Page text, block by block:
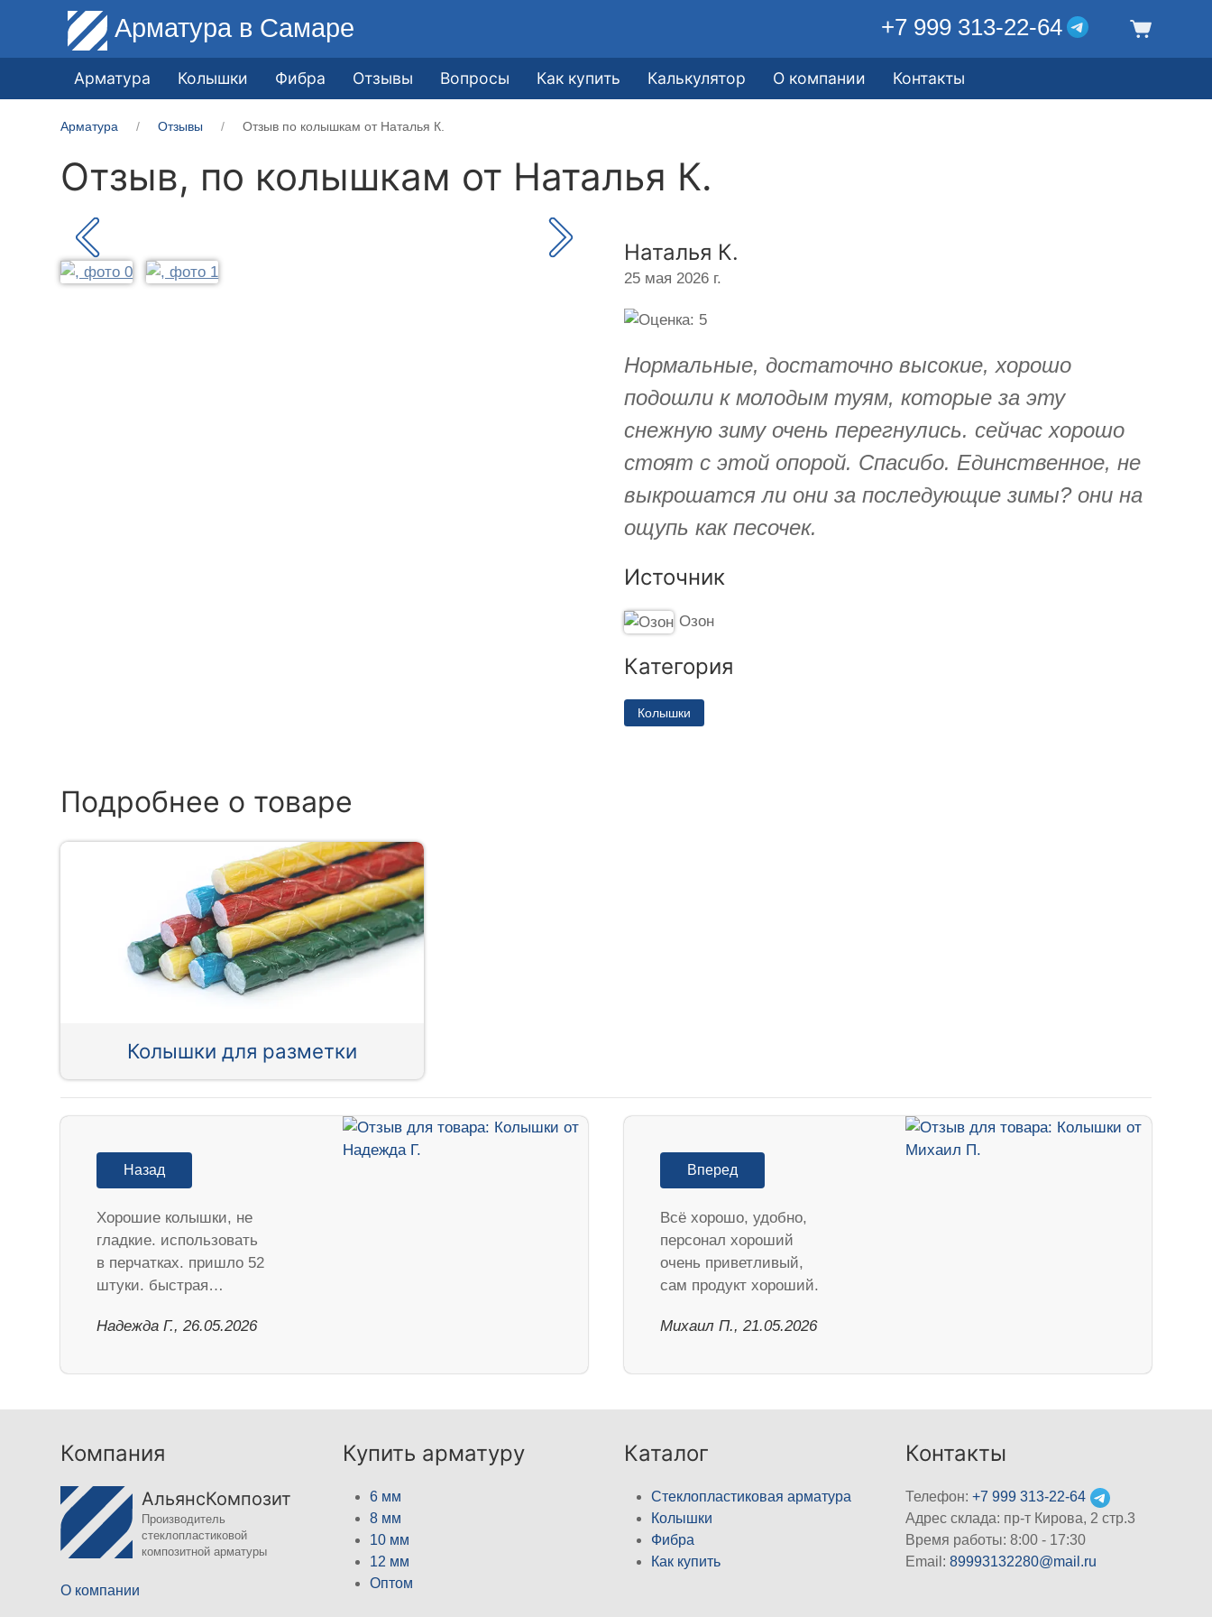
Арматура в Самаре +7 999 313-22-64
Арматура Колышки Фибра Отзывы Вопросы Как купить Калькулятор О компании Контакты
Арматура Отзывы Отзыв по колышкам от Наталья К.
Отзыв, по колышкам от Наталья К.
Наталья К.
25 мая 2026 г.
Нормальные, достаточно высокие, хорошо
подошли к молодым туям, которые за эту
снежную зиму очень перегнулись. сейчас хорошо
стоят с этой опорой. Спасибо. Единственное, не
выкрошатся ли они за последующие зимы? они на
ощупь как песочек.
Источник
Озон
Категория
Колышки
Подробнее о товаре
Колышки для разметки
Назад
Хорошие колышки, не
гладкие. использовать
в перчатках. пришло 52
штуки. быстрая…
Надежда Г., 26.05.2026
Вперед
Всё хорошо, удобно,
персонал хороший
очень приветливый,
сам продукт хороший.
Михаил П., 21.05.2026
Компания
АльянсКомпозит
Производитель
стеклопластиковой
композитной арматуры
О компании
Купить арматуру
6 мм
8 мм
10 мм
12 мм
Оптом
Каталог
Стеклопластиковая арматура
Колышки
Фибра
Как купить
Контакты
Телефон:+7 999 313-22-64
Адрес склада: пр-т Кирова, 2 стр.3
Время работы: 8:00 - 17:30
Email:89993132280@mail.ru